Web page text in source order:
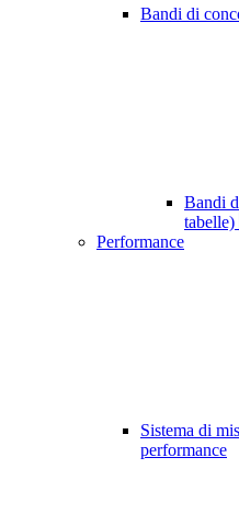
Bandi di
Bandi
tabelle)
Performance
Sistema di
performance